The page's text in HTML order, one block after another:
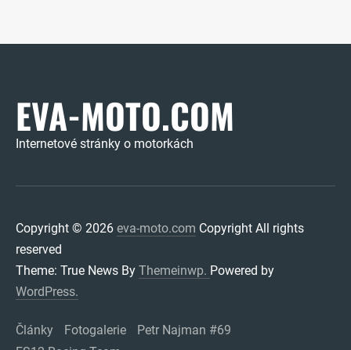
EVA-MOTO.COM
Internetové stránky o motorkách
Copyright © 2026 eva-moto.com Copyright All rights
reserved
Theme: True News By Themeinwp. Powered by
WordPress.
Články Fotogalerie
Petr Najman #69